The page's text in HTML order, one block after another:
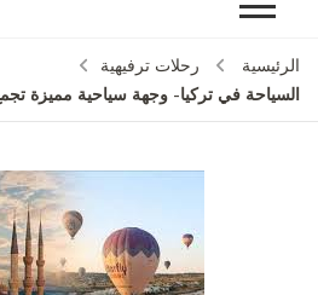
الرئيسية
رحلات ترفيهية
السياحة في تركيا- وجهة سياحية مميزة تجمع